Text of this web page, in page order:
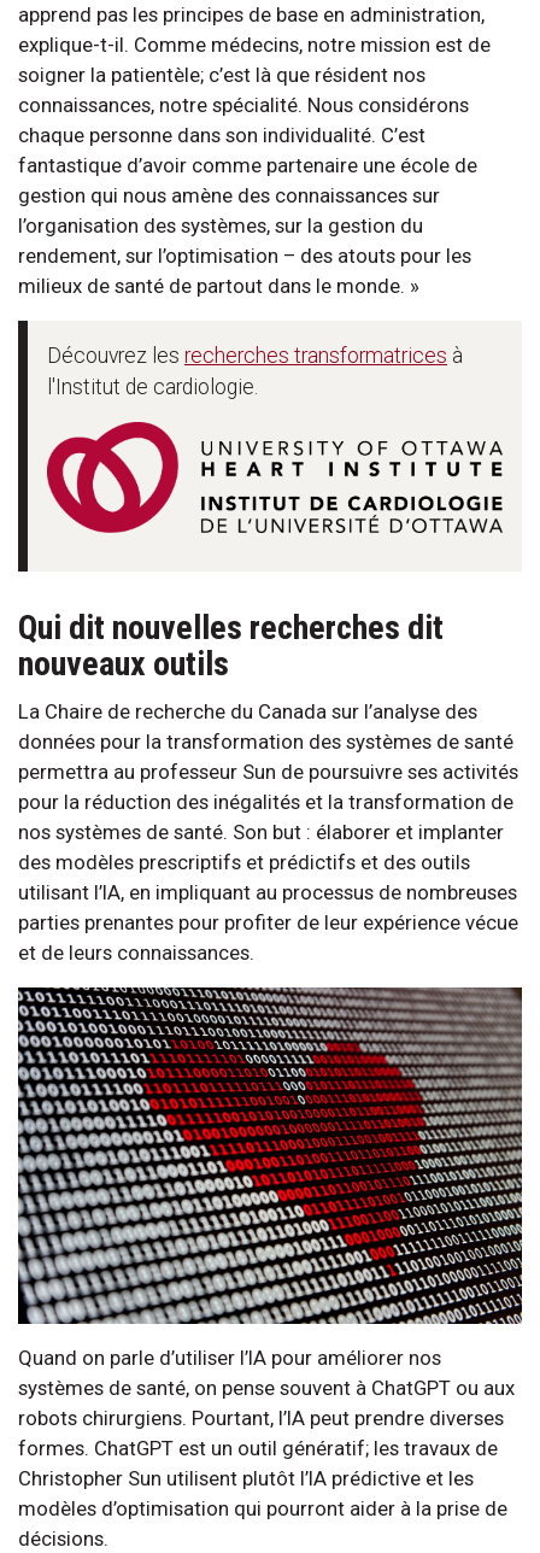
apprend pas les principes de base en administration,
explique-t-il. Comme médecins, notre mission est de
soigner la patientèle; c’est là que résident nos
connaissances, notre spécialité. Nous considérons
chaque personne dans son individualité. C’est
fantastique d’avoir comme partenaire une école de
gestion qui nous amène des connaissances sur
l’organisation des systèmes, sur la gestion du
rendement, sur l’optimisation – des atouts pour les
milieux de santé de partout dans le monde. »
Découvrez les recherches transformatrices à
l'Institut de cardiologie.
Qui dit nouvelles recherches dit
nouveaux outils
La Chaire de recherche du Canada sur l’analyse des
données pour la transformation des systèmes de santé
permettra au professeur Sun de poursuivre ses activités
pour la réduction des inégalités et la transformation de
nos systèmes de santé. Son but : élaborer et implanter
des modèles prescriptifs et prédictifs et des outils
utilisant l’IA, en impliquant au processus de nombreuses
parties prenantes pour profiter de leur expérience vécue
et de leurs connaissances.
Quand on parle d’utiliser l’IA pour améliorer nos
systèmes de santé, on pense souvent à ChatGPT ou aux
robots chirurgiens. Pourtant, l’IA peut prendre diverses
formes. ChatGPT est un outil génératif; les travaux de
Christopher Sun utilisent plutôt l’IA prédictive et les
modèles d’optimisation qui pourront aider à la prise de
décisions.